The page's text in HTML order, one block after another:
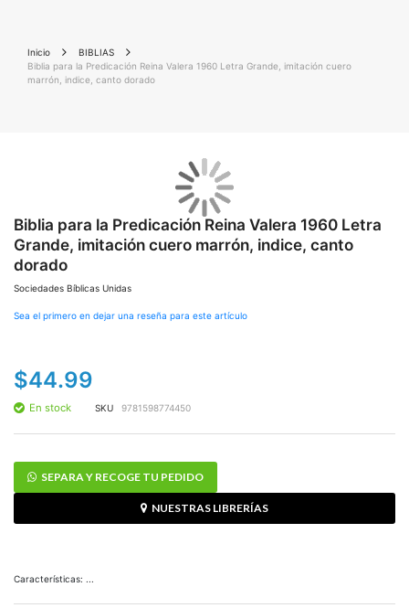
Inicio
BIBLIAS
Biblia para la Predicación Reina Valera 1960 Letra Grande, imitación cuero
marrón, indice, canto dorado
final
la
galería
imágenes
Biblia para la Predicación Reina Valera 1960 Letra
Grande, imitación cuero marrón, indice, canto
dorado
Sociedades Bíblicas Unidas
Sea el primero en dejar una reseña para este artículo
$44.99
En stock SKU 9781598774450
SEPARA Y RECOGE TU PEDIDO
NUESTRAS LIBRERÍAS
Características: ...